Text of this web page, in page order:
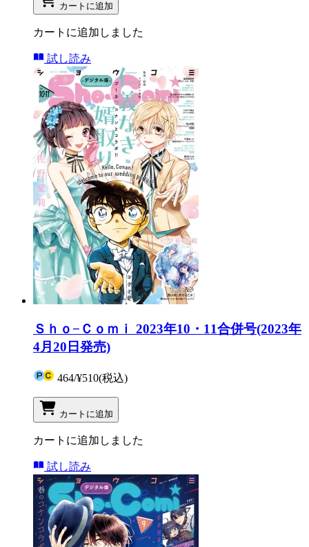
カートに追加
カートに追加しました
試し読み
Ｓｈｏ−Ｃｏｍｉ 2023年10・11合併号(2023年
4月20日発売)
464/¥510(税込)
カートに追加
カートに追加しました
試し読み